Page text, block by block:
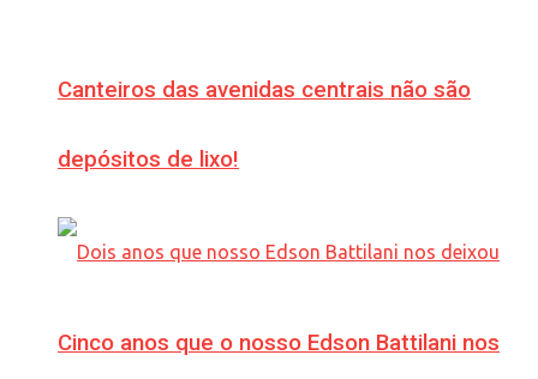
Canteiros das avenidas centrais não são
depósitos de lixo!
Cinco anos que o nosso Edson Battilani nos